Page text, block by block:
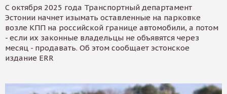
С октября 2025 года Транспортный департамент
Эстонии начнет изымать оставленные на парковке
возле КПП на российской границе автомобили, а потом
- если их законные владельцы не объявятся через
месяц - продавать. Об этом сообщает эстонское
издание ERR